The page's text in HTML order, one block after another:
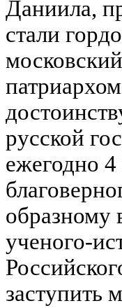
Даниила,
стали
русской
ежегодно
образному
ученого-
заступить